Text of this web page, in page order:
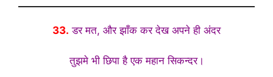
33. डर मत, और झाँक कर देख अपने ही अंदर
तुझमे भी छिपा है एक महान सिकन्दर।